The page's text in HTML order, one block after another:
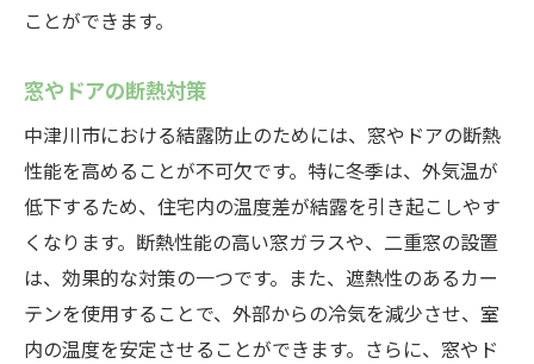
ことができます。
窓やドアの断熱対策
中津川市における結露防止のためには、窓やドアの断熱
性能を高めることが不可欠です。特に冬季は、外気温が
低下するため、住宅内の温度差が結露を引き起こしやす
くなります。断熱性能の高い窓ガラスや、二重窓の設置
は、効果的な対策の一つです。また、遮熱性のあるカー
テンを使用することで、外部からの冷気を減少させ、室
内の温度を安定させることができます。さらに、窓やド